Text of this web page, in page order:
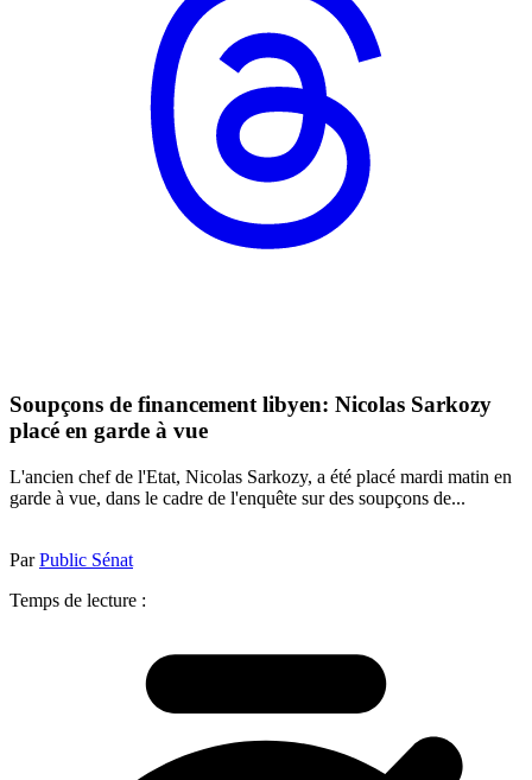
Soupçons de financement libyen: Nicolas Sarkozy
placé en garde à vue
L'ancien chef de l'Etat, Nicolas Sarkozy, a été placé mardi matin en
garde à vue, dans le cadre de l'enquête sur des soupçons de...
ParPublic Sénat
Temps de lecture :